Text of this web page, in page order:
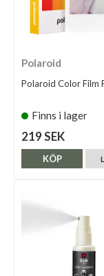
Polaroid
Polaroid Color Film
Finns i lager
219 SEK
KÖP